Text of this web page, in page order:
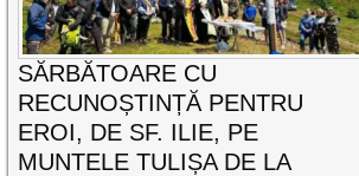
SĂRBĂTOARE CU
RECUNOȘTINȚĂ PENTRU
EROI, DE SF. ILIE, PE
MUNTELE TULIȘA DE LA